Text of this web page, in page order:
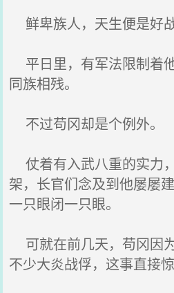
鲜卑族人，天生便是好战
平日里，有军法限制着
同族相残。
不过苟冈却是个例外。
仗着有入武八重的实力
架，长官们念及到他屡屡
一只眼闭一只眼。
可就在前几天，苟冈因
不少大炎战俘，这事直接惊